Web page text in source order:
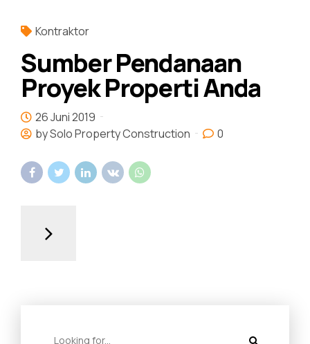
Kontraktor
Sumber Pendanaan
Proyek Properti Anda
26 Juni 2019
by Solo Property Construction
0